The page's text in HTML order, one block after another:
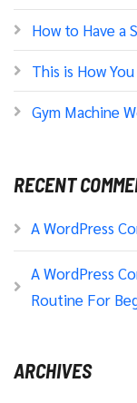
How to Have a
This is How
Gym Machine
RECENT
A WordPress
A WordPress
Routine For
ARCHIVES